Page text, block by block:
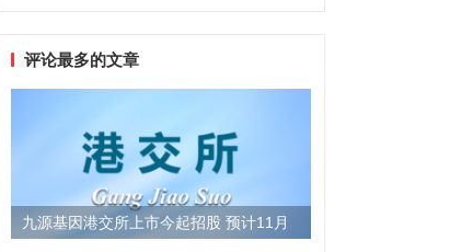
评论最多的文章
九源基因港交所上市今起招股 预计11月